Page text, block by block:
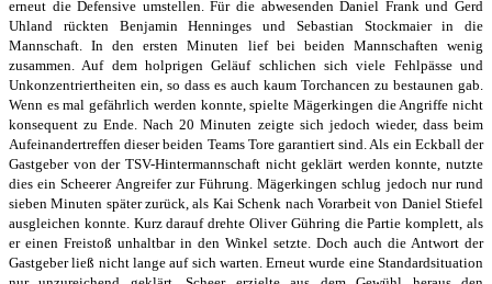
erneut die Defensive umstellen. Für die abwesenden Daniel Frank und Gerd
Uhland rückten Benjamin Henninges und Sebastian Stockmaier in die
Mannschaft. In den ersten Minuten lief bei beiden Mannschaften wenig
zusammen. Auf dem holprigen Geläuf schlichen sich viele Fehlpässe und
Unkonzentriertheiten ein, so dass es auch kaum Torchancen zu bestaunen gab.
Wenn es mal gefährlich werden konnte, spielte Mägerkingen die Angriffe nicht
konsequent zu Ende. Nach 20 Minuten zeigte sich jedoch wieder, dass beim
Aufeinandertreffen dieser beiden Teams Tore garantiert sind. Als ein Eckball der
Gastgeber von der TSV-Hintermannschaft nicht geklärt werden konnte, nutzte
dies ein Scheerer Angreifer zur Führung. Mägerkingen schlug jedoch nur rund
sieben Minuten später zurück, als Kai Schenk nach Vorarbeit von Daniel Stiefel
ausgleichen konnte. Kurz darauf drehte Oliver Gühring die Partie komplett, als
er einen Freistoß unhaltbar in den Winkel setzte. Doch auch die Antwort der
Gastgeber ließ nicht lange auf sich warten. Erneut wurde eine Standardsituation